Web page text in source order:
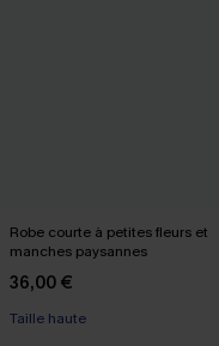
Robe courte à petites fleurs et
manches paysannes
36,00 €
Taille haute